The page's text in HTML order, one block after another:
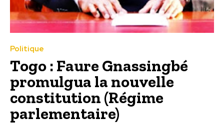
Politique
Togo : Faure Gnassingbé
promulgua la nouvelle
constitution (Régime
parlementaire)